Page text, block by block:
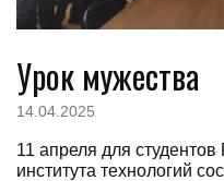
Урок мужества
14.04.2025
11 апреля для студентов
института технологий